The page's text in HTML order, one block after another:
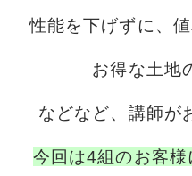
性能を下げずに、
お得な土地
などなど、 講師が
今回は4組のお客